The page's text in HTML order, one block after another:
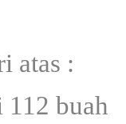
atas :
buah